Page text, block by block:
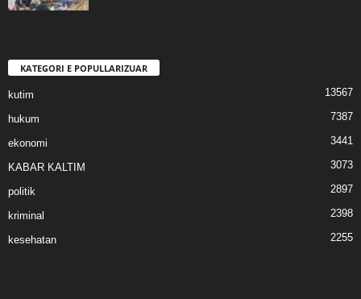
KATEGORI E POPULLARIZUAR
kutim 13567
hukum 7387
ekonomi 3441
KABAR KALTIM 3073
politik 2897
kriminal 2398
kesehatan 2255